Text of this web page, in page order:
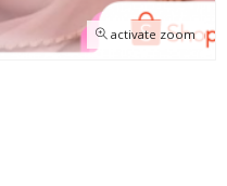
activate zoom